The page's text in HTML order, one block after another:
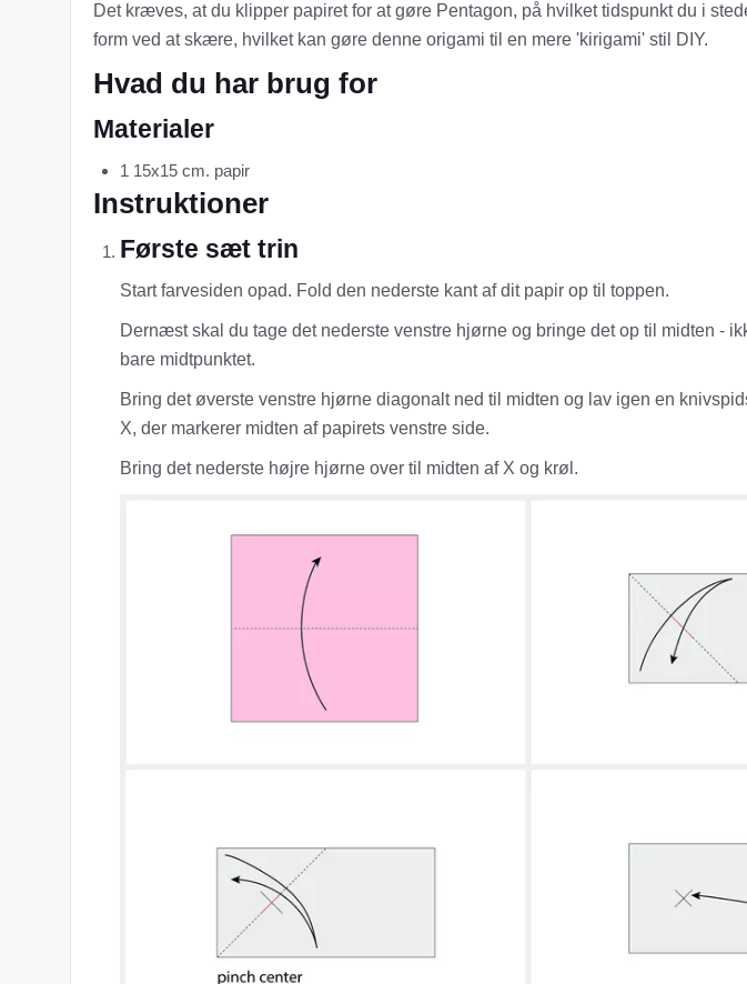
Det kræves, at du klipper papiret for at gøre Pentagon, på hvilket tidspunkt du i
form ved at skære, hvilket kan gøre denne origami til en mere 'kirigami' stil DIY.
Hvad du har brug for
Materialer
1 15x15 cm. papir
Instruktioner
Første sæt trin
Start farvesiden opad. Fold den nederste kant af dit papir op til toppen.
Dernæst skal du tage det nederste venstre hjørne og bringe det op til midten -
bare midtpunktet.
Bring det øverste venstre hjørne diagonalt ned til midten og lav igen en
X, der markerer midten af ​​papirets venstre side.
Bring det nederste højre hjørne over til midten af ​​X og krøl.